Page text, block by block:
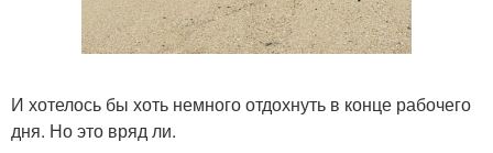
И хотелось бы хоть немного отдохнуть в конце рабочего
дня. Но это вряд ли.